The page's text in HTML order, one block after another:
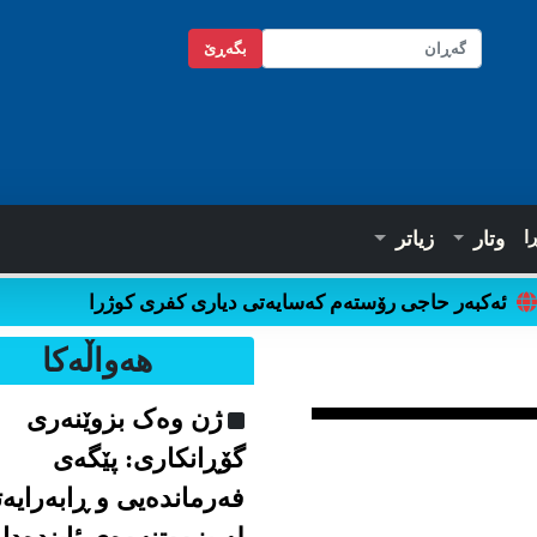
بگه‌ڕێ
وتار زیاتر
ئەکبەر حاجی رۆستەم کەسایەتی دیاری کفری کوژرا
هه‌واڵه‌کا
ژن وەک بزوێنەری
گۆڕانکاری: پێگەی
فەرماندەیی و